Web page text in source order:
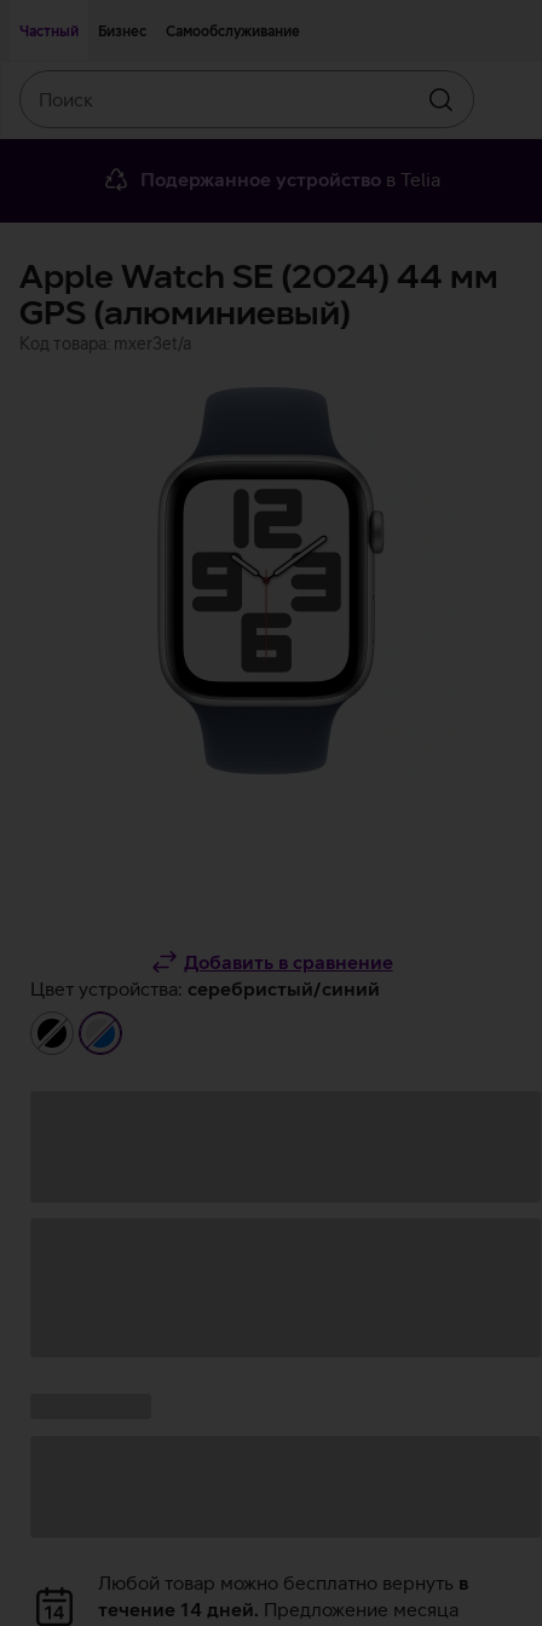
Частный
Бизнес Самообслуживание
Искать
Подержанное устройство в Telia
Apple Watch SE (2024) 44 мм
GPS (алюминиевый)
Код товара: mxer3et/a
Добавить в сравнение
Цвет устройства: серебристый/синий
чёрныйсеребристый/
синий
Загрузка
данных
Любой товар можно бесплатно вернуть в
течение 14 дней. Предложение месяца